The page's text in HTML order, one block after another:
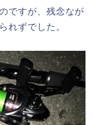
ですが、残念なが
れずでした。